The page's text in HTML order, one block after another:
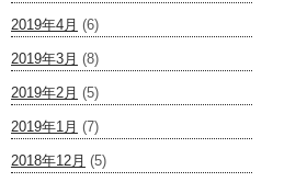
2019年4月 (6)
2019年3月 (8)
2019年2月 (5)
2019年1月 (7)
2018年12月 (5)